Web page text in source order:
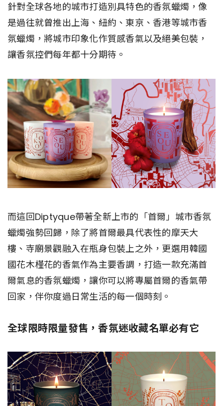
針對全球各地的城市打造別具特色的香氛蠟燭，像
是過往就曾推出上海、紐約、東京、香港等城市香
氛蠟燭，將城市印象化作質感香氣以及絕美包裝，
讓香氛控們每年都十分期待。
而這回Diptyque帶著全新上市的「首爾」城市香氛
蠟燭強勢回歸，除了將首爾最具代表性的摩天大
樓、寺廟景觀融入在瓶身包裝上之外，更選用韓國
國花木槿花的香氣作為主要香調，打造一款充滿首
爾氣息的香氛蠟燭，讓你可以將專屬首爾的香氣帶
回家，伴你度過日常生活的每一個時刻。
全球限時限量發售，香氛迷收藏名單必有它